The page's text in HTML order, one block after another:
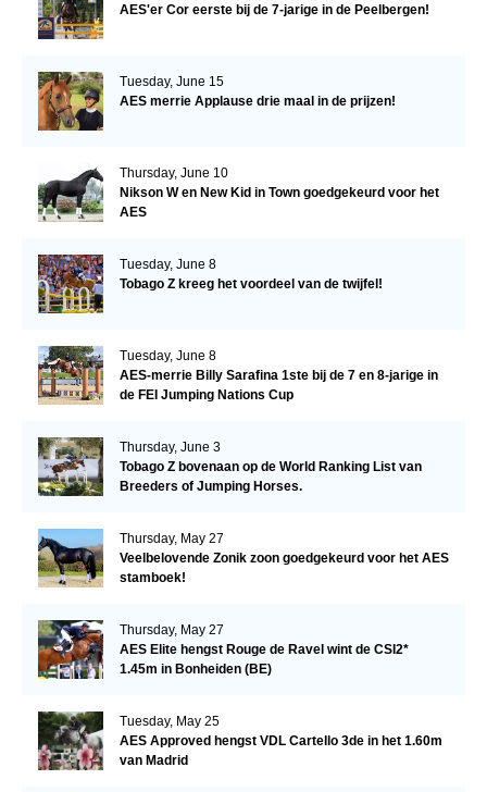
AES'er Cor eerste bij de 7-jarige in de Peelbergen!
Tuesday, June 15
AES merrie Applause drie maal in de prijzen!
Thursday, June 10
Nikson W en New Kid in Town goedgekeurd voor het
AES
Tuesday, June 8
Tobago Z kreeg het voordeel van de twijfel!
Tuesday, June 8
AES-merrie Billy Sarafina 1ste bij de 7 en 8-jarige in
de FEI Jumping Nations Cup
Thursday, June 3
Tobago Z bovenaan op de World Ranking List van
Breeders of Jumping Horses.
Thursday, May 27
Veelbelovende Zonik zoon goedgekeurd voor het AES
stamboek!
Thursday, May 27
AES Elite hengst Rouge de Ravel wint de CSI2*
1.45m in Bonheiden (BE)
Tuesday, May 25
AES Approved hengst VDL Cartello 3de in het 1.60m
van Madrid